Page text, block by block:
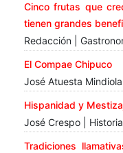
Cinco frutas que
tienen grandes
Redacción |
El Compae Chipuco
José Atuesta
Hispanidad y
José Crespo | Historia
Tradiciones